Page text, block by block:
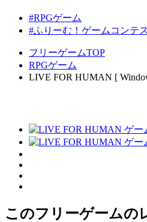
#RPGゲーム
#ふりーむ！ゲームコンテ
フリーゲームTOP
RPGゲーム
LIVE FOR HUMAN [
このフリーゲームの